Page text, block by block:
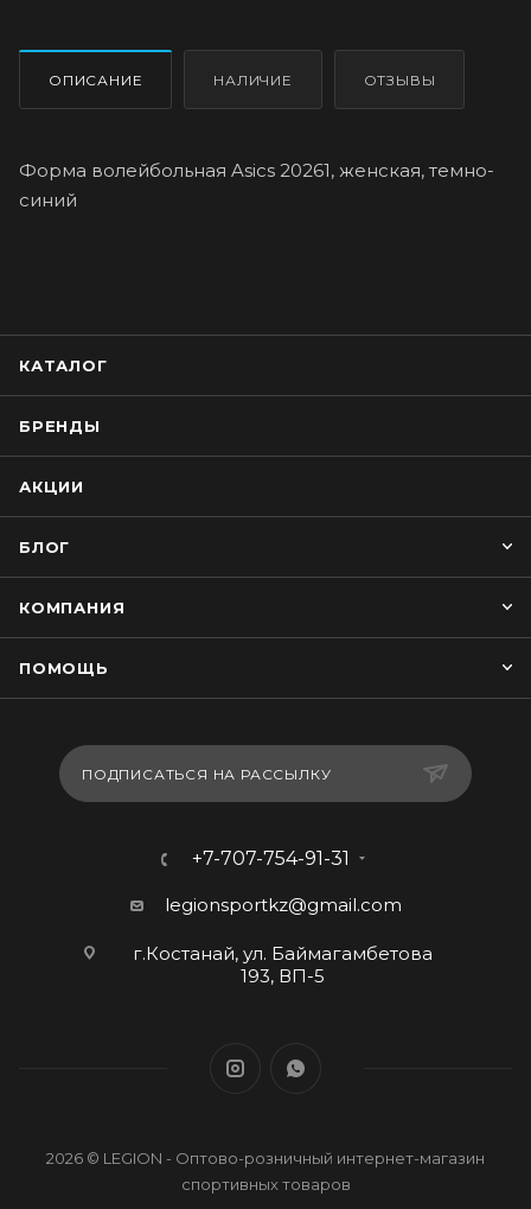
ОПИСАНИЕ НАЛИЧИЕ ОТЗЫВЫ
Форма волейбольная Asics 20261, женская, темно-
синий
КАТАЛОГ
БРЕНДЫ
АКЦИИ
БЛОГ
КОМПАНИЯ
ПОМОЩЬ
ПОДПИСАТЬСЯ НА РАССЫЛКУ
+7-707-754-91-31
legionsportkz@gmail.com
г.Костанай, ул. Баймагамбетова
193, ВП-5
2026 © LEGION - Оптово-розничный интернет-магазин
спортивных товаров